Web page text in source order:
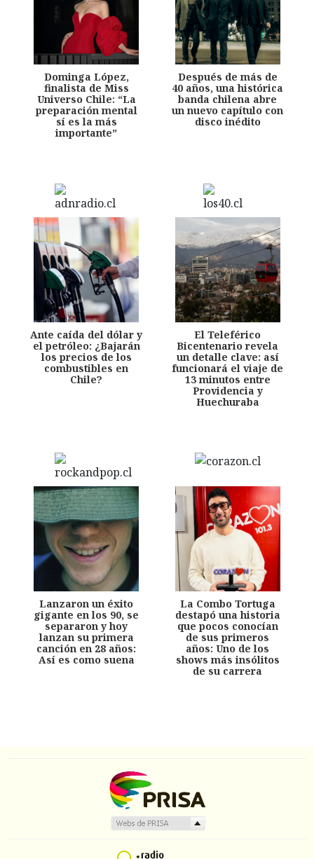
Dominga López,
finalista de Miss
Universo Chile: “La
preparación mental
sí es la más
importante”
Después de más de
40 años, una histórica
banda chilena abre
un nuevo capítulo con
disco inédito
Ante caída del dólar y
el petróleo: ¿Bajarán
los precios de los
combustibles en
Chile?
El Teleférico
Bicentenario revela
un detalle clave: así
funcionará el viaje de
13 minutos entre
Providencia y
Huechuraba
Lanzaron un éxito
gigante en los 90, se
separaron y hoy
lanzan su primera
canción en 28 años:
Así es como suena
La Combo Tortuga
destapó una historia
que pocos conocían
de sus primeros
años: Uno de los
shows más insólitos
de su carrera